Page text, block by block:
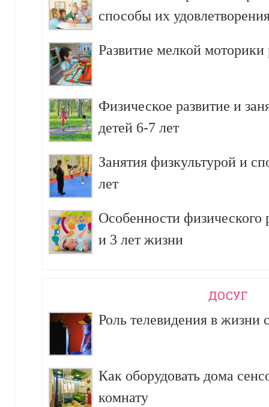
способы их
Развитие мелкой моторики
Физическое развитие и
детей 6-7 лет
Занятия физкультурой и
лет
Особенности физического
и 3 лет жизни
ДОСУГ
Роль телевидения в жизни
Как оборудовать дома
комнату